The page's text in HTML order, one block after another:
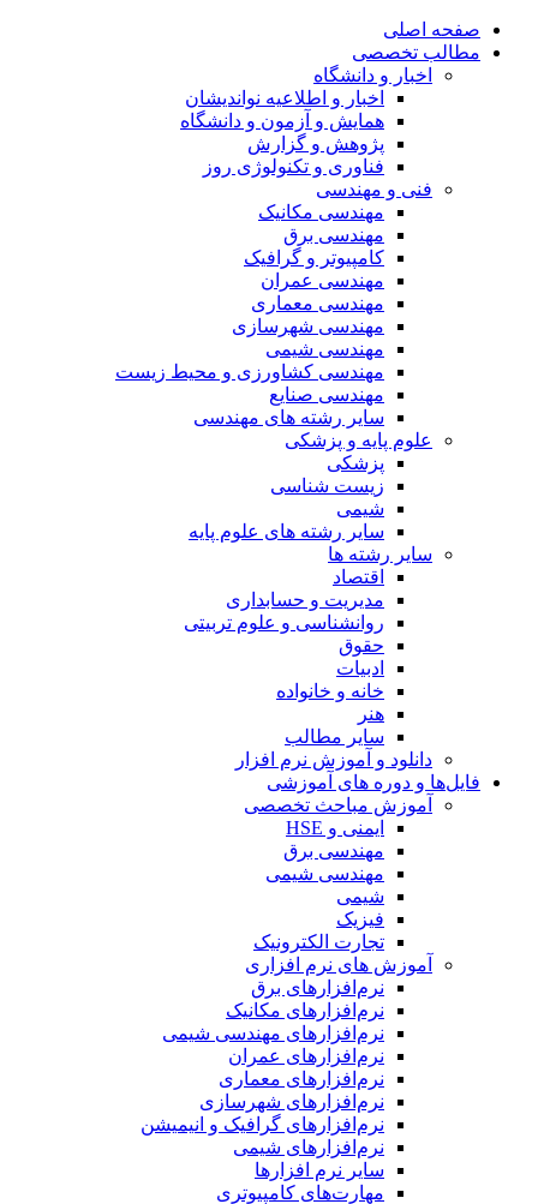
صفحه اصلی
مطالب تخصصی
اخبار و دانشگاه
اخبار و اطلاعیه نواندیشان
همایش و آزمون و دانشگاه
پژوهش و گزارش
فناوری و تکنولوژی روز
فنی و مهندسی
مهندسی مکانیک
مهندسی برق
کامپیوتر و گرافیک
مهندسی عمران
مهندسی معماری
مهندسی شهرسازی
مهندسی شیمی
مهندسی کشاورزی و محیط زیست
مهندسی صنایع
سایر رشته های مهندسی
علوم پایه و پزشکی
پزشکی
زیست شناسی
شیمی
سایر رشته های علوم پایه
سایر رشته ها
اقتصاد
مدیریت و حسابداری
روانشناسی و علوم تربیتی
حقوق
ادبیات
خانه و خانواده
هنر
سایر مطالب
دانلود و آموزش نرم افزار
فایل‌ها و دوره های آموزشی
آموزش مباحث تخصصی
ایمنی و HSE
مهندسی برق
مهندسی شیمی
شیمی
فیزیک
تجارت الکترونیک
آموزش های نرم افزاری
نرم‌افزارهای برق
نرم‌افزارهای مکانیک
نرم‌افزارهای مهندسی شیمی
نرم‌افزارهای عمران
نرم‌افزارهای معماری
نرم‌افزارهای شهرسازی
نرم‌افزارهای گرافیک و انیمیشن
نرم‌افزارهای شیمی
سایر نرم افزارها
مهارت‌های کامپیوتری